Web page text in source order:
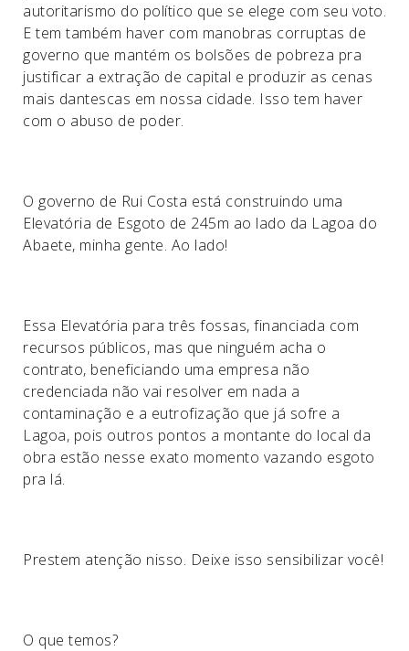
autoritarismo do político que se elege com seu voto.
E tem também haver com manobras corruptas de
governo que mantém os bolsões de pobreza pra
justificar a extração de capital e produzir as cenas
mais dantescas em nossa cidade. Isso tem haver
com o abuso de poder.
O governo de Rui Costa está construindo uma
Elevatória de Esgoto de 245m ao lado da Lagoa do
Abaete, minha gente. Ao lado!
Essa Elevatória para três fossas, financiada com
recursos públicos, mas que ninguém acha o
contrato, beneficiando uma empresa não
credenciada não vai resolver em nada a
contaminação e a eutrofização que já sofre a
Lagoa, pois outros pontos a montante do local da
obra estão nesse exato momento vazando esgoto
pra lá.
Prestem atenção nisso. Deixe isso sensibilizar você!
O que temos?